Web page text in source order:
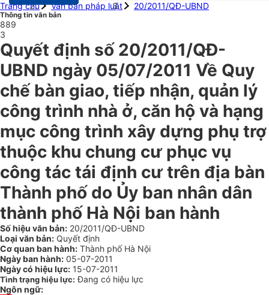
Trang chủ
Văn bản pháp luật 20/2011/QĐ-UBND
Thông tin văn bản
889
3
Quyết định số 20/2011/QĐ-
UBND ngày 05/07/2011 Về Quy
chế bàn giao, tiếp nhận, quản lý
công trình nhà ở, căn hộ và hạng
mục công trình xây dựng phụ trợ
thuộc khu chung cư phục vụ
công tác tái định cư trên địa bàn
Thành phố do Ủy ban nhân dân
thành phố Hà Nội ban hành
Số hiệu văn bản: 20/2011/QĐ-UBND
Loại văn bản: Quyết định
Cơ quan ban hành: Thành phố Hà Nội
Ngày ban hành: 05-07-2011
Ngày có hiệu lực: 15-07-2011
Tình trạng hiệu lực: Đang có hiệu lực
Ngôn ngữ: